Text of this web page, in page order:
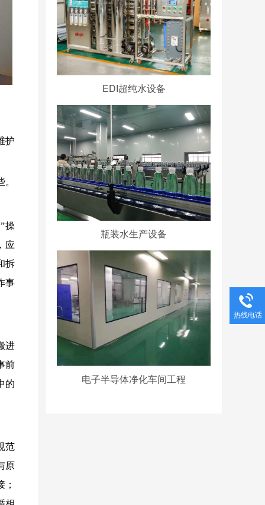
护
操
应
拆
事
进
前
的
范
原
EDI超纯水设备
瓶装水生产设备
电子半导体净化车间工程
热线电话